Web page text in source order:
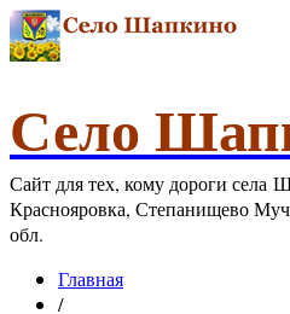
Село
Сайт для тех, кому дороги села
Краснояровка, Степанищево
обл.
Главная
/